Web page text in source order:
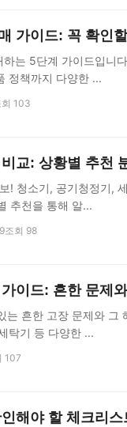
가이드: 꼭 확인할
는 5단계 가이드입니
정책까지 다양한 ...
회 103
교: 상황별 추천
! 청소기, 공기청정기,
추천을 통해 알...
조회 98
이드: 흔한 문제
는 흔한 고장 문제와 그
탁기 등 다양한 ...
107
해야 할 체크리스